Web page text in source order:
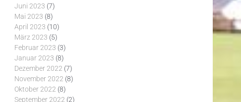
Juni 2023 (7)
Mai 2023 (8)
April 2023 (10)
März 2023 (5)
Februar 2023 (3)
Januar 2023 (8)
Dezember 2022 (7)
November 2022 (8)
Oktober 2022 (8)
September 2022 (2)